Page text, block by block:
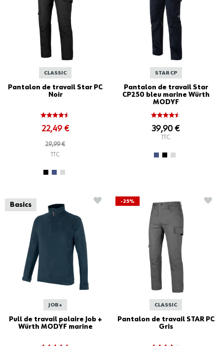
CLASSIC
Pantalon de travail Star PC
Noir
22,49 €
29,99 €
TTC
STAR CP
Pantalon de travail Star
CP250 bleu marine Würth
MODYF
39,90 €
TTC
Basics
JOB+
Pull de travail polaire Job +
Würth MODYF marine
AJOUTER À LA LISTE D'ACHATS
-25%
CLASSIC
Pantalon de travail STAR PC
Gris